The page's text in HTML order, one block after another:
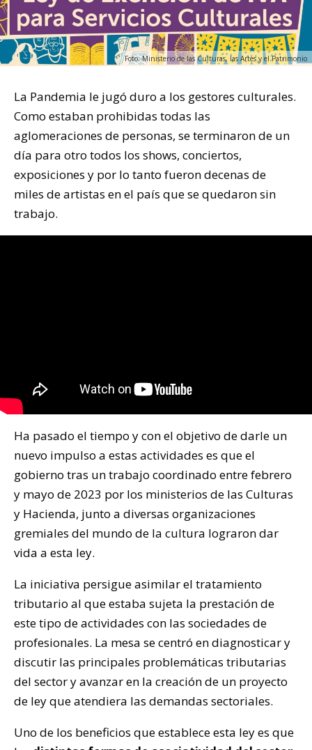
Foto: Ministerio de las Culturas, las Artes y el Patrimonio
La Pandemia le jugó duro a los gestores culturales.
Como estaban prohibidas todas las
aglomeraciones de personas, se terminaron de un
día para otro todos los shows, conciertos,
exposiciones y por lo tanto fueron decenas de
miles de artistas en el país que se quedaron sin
trabajo.
Ha pasado el tiempo y con el objetivo de darle un
nuevo impulso a estas actividades es que el
gobierno tras un trabajo coordinado entre febrero
y mayo de 2023 por los ministerios de las Culturas
y Hacienda, junto a diversas organizaciones
gremiales del mundo de la cultura lograron dar
vida a esta ley.
La iniciativa persigue asimilar el tratamiento
tributario al que estaba sujeta la prestación de
este tipo de actividades con las sociedades de
profesionales. La mesa se centró en diagnosticar y
discutir las principales problemáticas tributarias
del sector y avanzar en la creación de un proyecto
de ley que atendiera las demandas sectoriales.
Uno de los beneficios que establece esta ley es que